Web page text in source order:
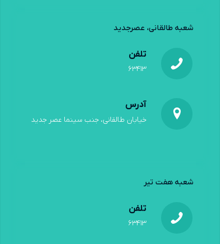
شعبه طالقانی، عصرجدید
تلفن
۶۳۴۱۳
آدرس
خیابان طالقانی، جنب سینما عصر جدید
شعبه هفت تیر
تلفن
۶۳۴۱۳